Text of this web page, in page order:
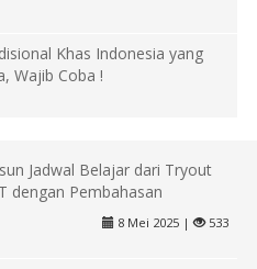
Khas Indonesia yang
Wajib Coba !
Jadwal Belajar dari Tryout
dengan Pembahasan
8 Mei 2025 | 533